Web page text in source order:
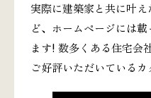
実際に建築家と共に叶
ど、ホームページには
ます! 数多くある住宅会
ご好評いただいているカ